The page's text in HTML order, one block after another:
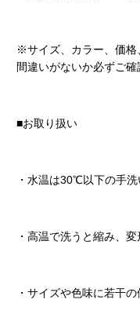
※サイズ、カラー、価格
間違いがないか必ずご確
■お取り扱い
・水温は30℃以下の手洗
・高温で洗うと縮み、
・サイズや色味に若干